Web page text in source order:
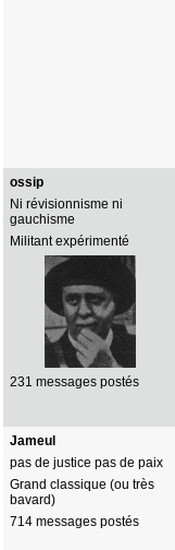
ossip
Ni révisionnisme ni
gauchisme
Militant expérimenté
231 messages postés
Jameul
pas de justice pas de paix
Grand classique (ou très
bavard)
714 messages postés